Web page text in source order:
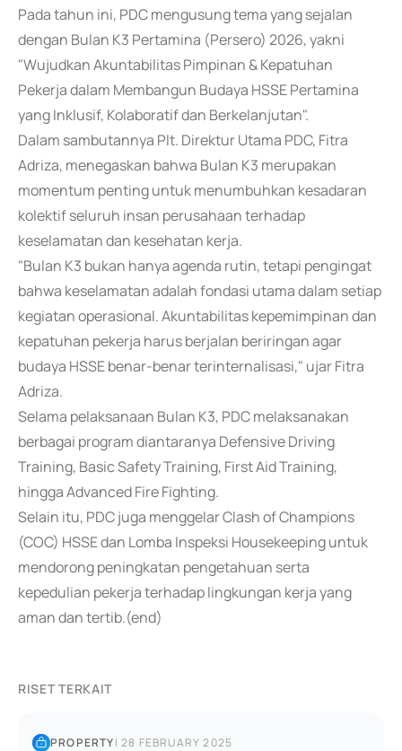
Pada tahun ini, PDC mengusung tema yang sejalan
dengan Bulan K3 Pertamina (Persero) 2026, yakni
"Wujudkan Akuntabilitas Pimpinan & Kepatuhan
Pekerja dalam Membangun Budaya HSSE Pertamina
yang Inklusif, Kolaboratif dan Berkelanjutan".
Dalam sambutannya Plt. Direktur Utama PDC, Fitra
Adriza, menegaskan bahwa Bulan K3 merupakan
momentum penting untuk menumbuhkan kesadaran
kolektif seluruh insan perusahaan terhadap
keselamatan dan kesehatan kerja.
"Bulan K3 bukan hanya agenda rutin, tetapi pengingat
bahwa keselamatan adalah fondasi utama dalam setiap
kegiatan operasional. Akuntabilitas kepemimpinan dan
kepatuhan pekerja harus berjalan beriringan agar
budaya HSSE benar-benar terinternalisasi," ujar Fitra
Adriza.
Selama pelaksanaan Bulan K3, PDC melaksanakan
berbagai program diantaranya Defensive Driving
Training, Basic Safety Training, First Aid Training,
hingga Advanced Fire Fighting.
Selain itu, PDC juga menggelar Clash of Champions
(COC) HSSE dan Lomba Inspeksi Housekeeping untuk
mendorong peningkatan pengetahuan serta
kepedulian pekerja terhadap lingkungan kerja yang
aman dan tertib.(end)
RISET TERKAIT
PROPERTY|28 FEBRUARY 2025